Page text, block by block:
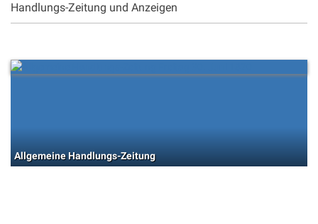
Handlungs-Zeitung und Anzeigen
Allgemeine Handlungs-Zeitung